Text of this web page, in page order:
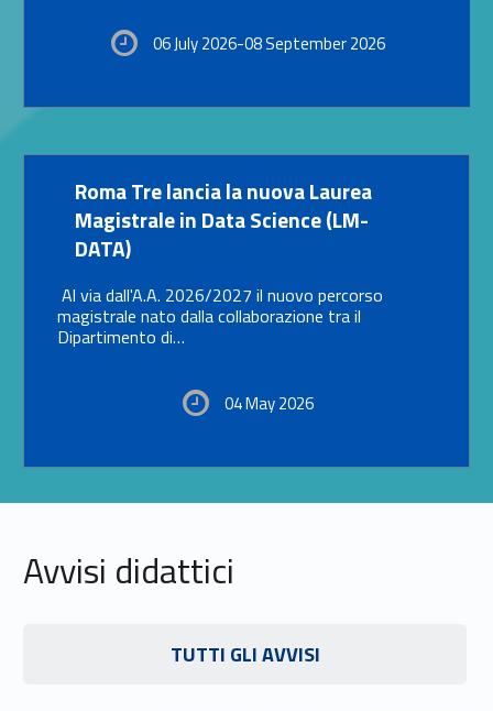
06 July 2026-08 September 2026
Roma Tre lancia la nuova Laurea
Magistrale in Data Science (LM-
DATA)
Al via dall'A.A. 2026/2027 il nuovo percorso
magistrale nato dalla collaborazione tra il
Dipartimento di…
04 May 2026
Avvisi didattici
TUTTI GLI AVVISI